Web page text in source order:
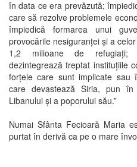
în data ce era prevăzută;
care să rezolve problemele
împiedică formarea unui
provocările nesiguranței și a
1,2 milioane de refugiați;
dezintegrează treptat instituțiile
forțele care sunt implicate sau
care devastează Siria, pun
Libanului și a poporului său.”
Numai Sfânta Fecioară Maria
purtat în derivă ca pe o mare